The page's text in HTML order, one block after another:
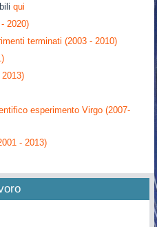
qui
2020)
terminati (2003 - 2010)
esperimento Virgo (2007-
- 2013)